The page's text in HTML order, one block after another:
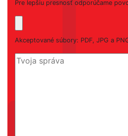
Pre lepšiu presnosť odporúčame
Akceptované súbory: PDF, JPG a